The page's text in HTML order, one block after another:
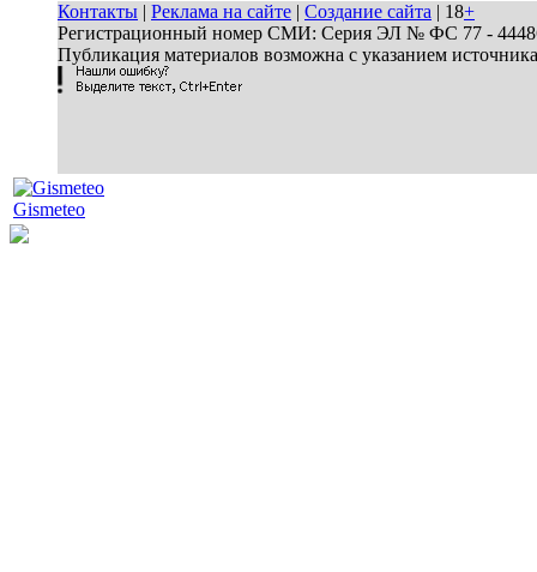
Контакты | Реклама на сайте | Создание сайта | 18+
Регистрационный номер СМИ: Серия ЭЛ № ФС 77 - 44486
Публикация материалов возможна с указанием
Gismeteo